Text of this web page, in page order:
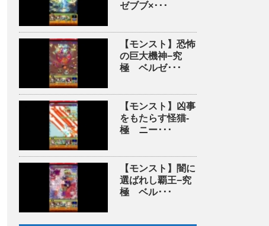
ゼブブ×･･･
【モンスト】恐怖
の巨大機神−究
極 ベルゼ･･･
【モンスト】凶事
をもたらす怪猫-
極 ニー･･･
【モンスト】闇に
選ばれし覇王−究
極 ベル･･･